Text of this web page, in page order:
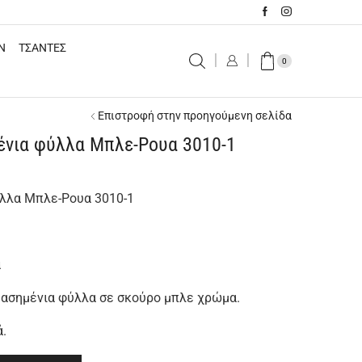
ΤΣΑΝΤΕΣ
0
Επιστροφή στην προηγούμενη σελίδα
φύλλα Μπλε-Ρουα 3010-1
Μπλε-Ρουα 3010-1
ασημένια φύλλα σε σκούρο μπλε χρώμα.